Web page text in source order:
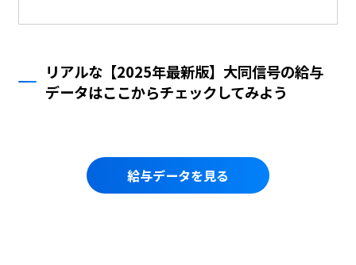
リアルな【2025年最新版】大同信号の給与
データはここからチェックしてみよう
給与データを見る